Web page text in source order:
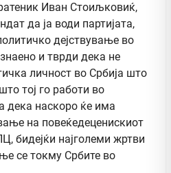
Иван Стоиљковиќ,
да ја води партијата,
дејствување во
и тврди дека не
личност во Србија што
тој го работи во
дека наскоро ќе има
на повеќедеценискиот
бидејќи најголеми жртви
се токму Србите во